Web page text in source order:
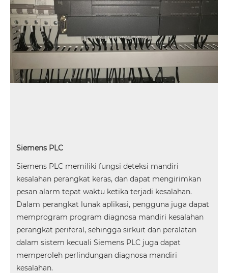
Siemens PLC
Siemens PLC memiliki fungsi deteksi mandiri
kesalahan perangkat keras, dan dapat mengirimkan
pesan alarm tepat waktu ketika terjadi kesalahan.
Dalam perangkat lunak aplikasi, pengguna juga dapat
memprogram program diagnosa mandiri kesalahan
perangkat periferal, sehingga sirkuit dan peralatan
dalam sistem kecuali Siemens PLC juga dapat
memperoleh perlindungan diagnosa mandiri
kesalahan.